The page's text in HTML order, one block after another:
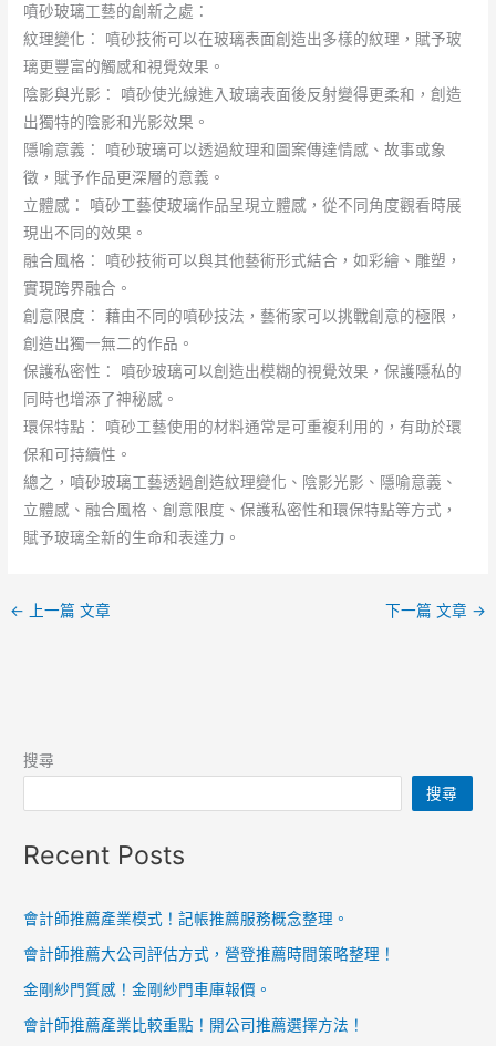
噴砂玻璃工藝的創新之處：
紋理變化： 噴砂技術可以在玻璃表面創造出多樣的紋理，賦予玻
璃更豐富的觸感和視覺效果。
陰影與光影： 噴砂使光線進入玻璃表面後反射變得更柔和，創造
出獨特的陰影和光影效果。
隱喻意義： 噴砂玻璃可以透過紋理和圖案傳達情感、故事或象
徵，賦予作品更深層的意義。
立體感： 噴砂工藝使玻璃作品呈現立體感，從不同角度觀看時展
現出不同的效果。
融合風格： 噴砂技術可以與其他藝術形式結合，如彩繪、雕塑，
實現跨界融合。
創意限度： 藉由不同的噴砂技法，藝術家可以挑戰創意的極限，
創造出獨一無二的作品。
保護私密性： 噴砂玻璃可以創造出模糊的視覺效果，保護隱私的
同時也增添了神秘感。
環保特點： 噴砂工藝使用的材料通常是可重複利用的，有助於環
保和可持續性。
總之，噴砂玻璃工藝透過創造紋理變化、陰影光影、隱喻意義、
立體感、融合風格、創意限度、保護私密性和環保特點等方式，
賦予玻璃全新的生命和表達力。
← 上一篇 文章 下一篇 文章 →
搜尋
搜尋
Recent Posts
會計師推薦產業模式！記帳推薦服務概念整理。
會計師推薦大公司評估方式，營登推薦時間策略整理！
金剛紗門質感！金剛紗門車庫報價。
會計師推薦產業比較重點！開公司推薦選擇方法！